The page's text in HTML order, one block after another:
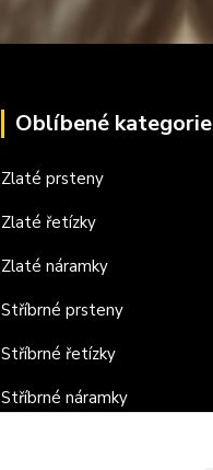
Oblíbené kategorie
Zlaté prsteny
Zlaté řetízky
Zlaté náramky
Stříbrné prsteny
Stříbrné řetízky
Stříbrné náramky